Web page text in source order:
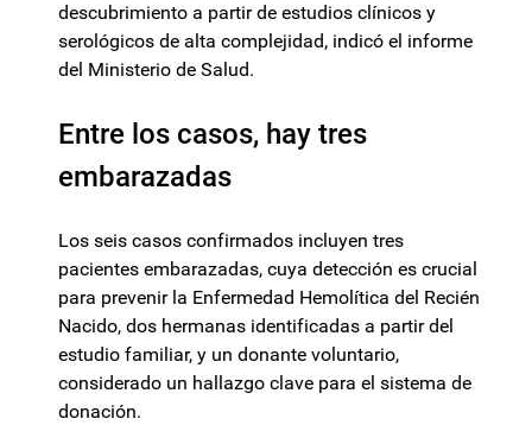
descubrimiento a partir de estudios clínicos y
serológicos de alta complejidad, indicó el informe
del Ministerio de Salud.
Entre los casos, hay tres
embarazadas
Los seis casos confirmados incluyen tres
pacientes embarazadas, cuya detección es crucial
para prevenir la Enfermedad Hemolítica del Recién
Nacido, dos hermanas identificadas a partir del
estudio familiar, y un donante voluntario,
considerado un hallazgo clave para el sistema de
donación.